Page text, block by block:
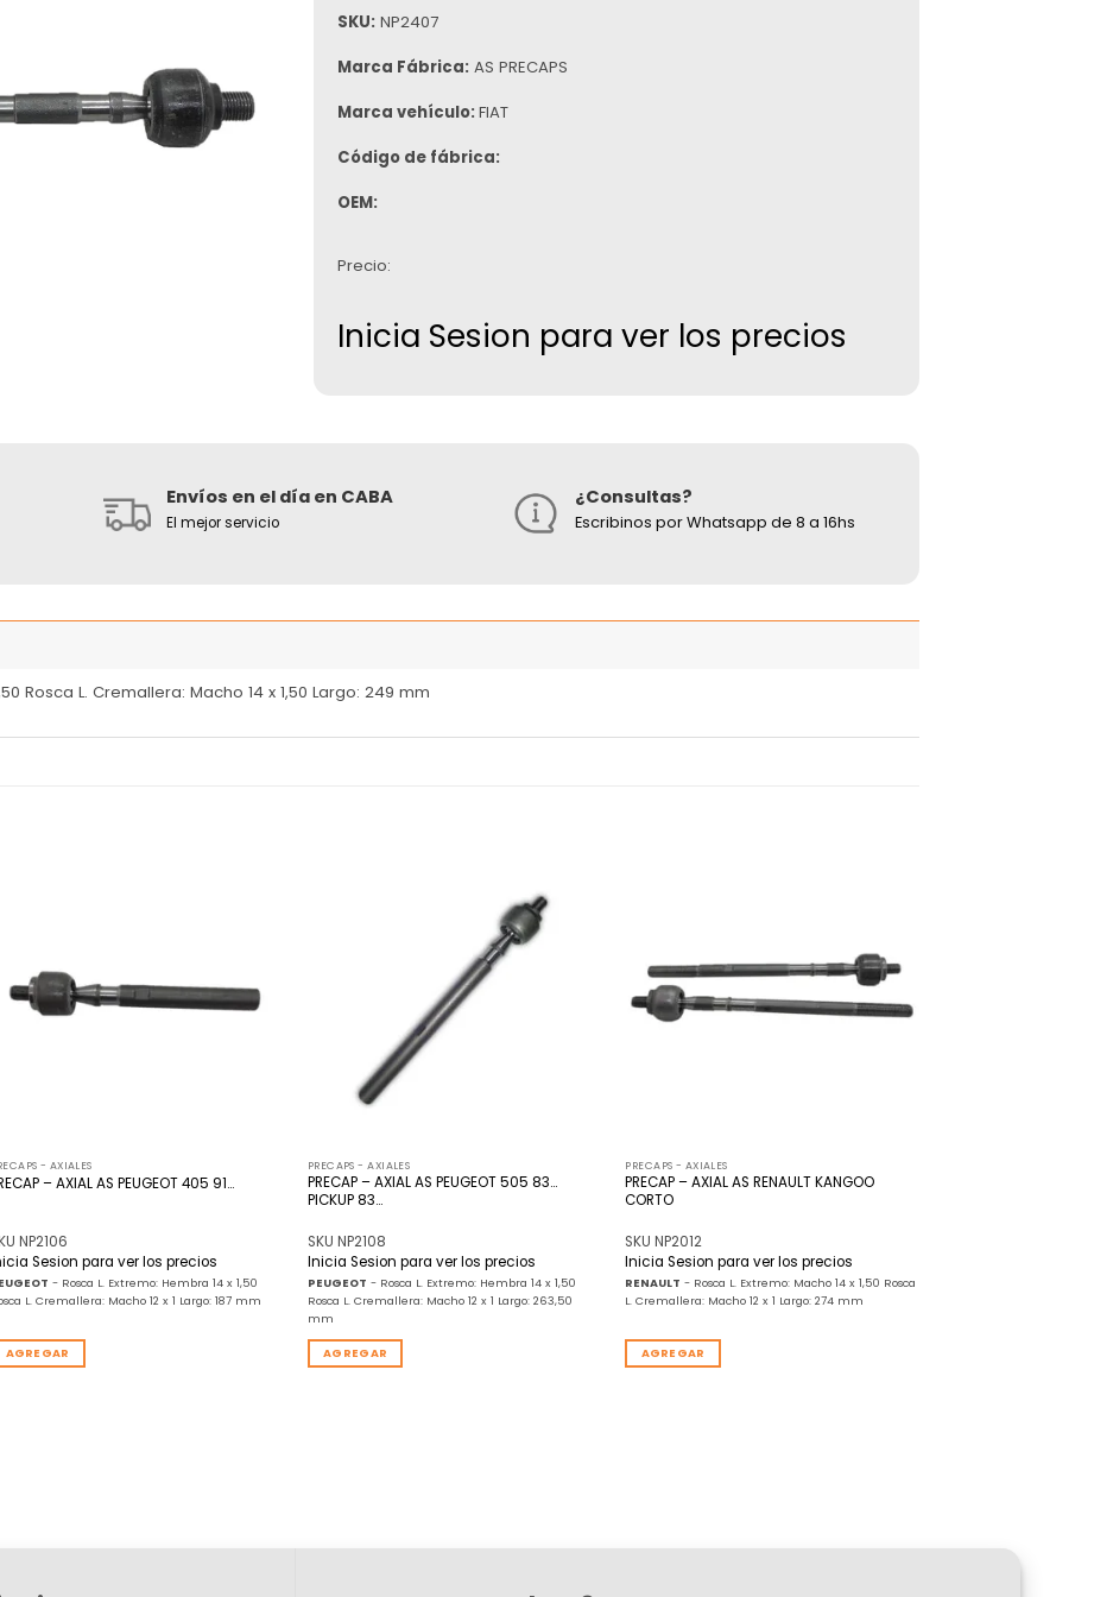
SKU: NP2407
Marca Fábrica: AS PRECAPS
Marca vehículo: FIAT
Código de fábrica:
OEM:
Precio:
Inicia Sesion para ver los precios
Envíos en el día en CABA
El mejor servicio
¿Consultas?
Escribinos por Whatsapp de 8 a 16hs
Rosca L. Cremallera: Macho 14 x 1,50 Largo: 249 mm
- AXIALES
– AXIAL AS PEUGEOT 405 91…
NP2106
Sesion para ver los precios
- Rosca L. Extremo: Hembra 14 x 1,50
L. Cremallera: Macho 12 x 1 Largo: 187 mm
AGREGAR
Añadir
PRECAPS - AXIALES
PRECAP – AXIAL AS PEUGEOT 505 83…
PICKUP 83…
SKU NP2108
Inicia Sesion para ver los precios
PEUGEOT - Rosca L. Extremo: Hembra 14 x 1,50
Rosca L. Cremallera: Macho 12 x 1 Largo: 263,50
mm
AGREGAR
de
deseos
PRECAPS - AXIALES
PRECAP – AXIAL AS RENAULT KANGOO
CORTO
SKU NP2012
Inicia Sesion para ver los precios
RENAULT - Rosca L. Extremo: Macho 14 x 1,50 Rosca
L. Cremallera: Macho 12 x 1 Largo: 274 mm
AGREGAR